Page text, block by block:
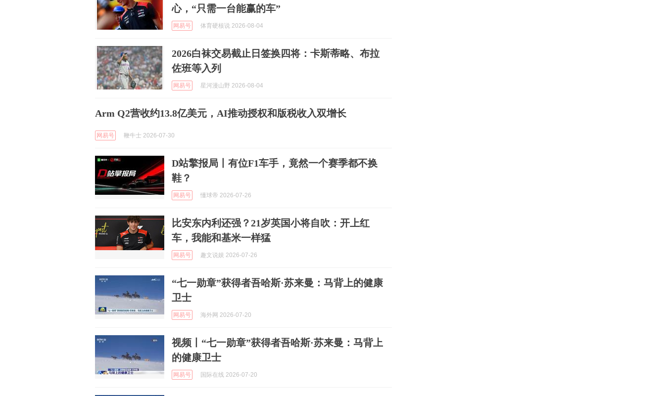
心，“只需一台能赢的车”
网易号 体育硬核说 2026-08-04
2026白袜交易截止日签换四将：卡斯蒂略、布拉
佐班等入列
网易号 星河漫山野 2026-08-04
Arm Q2营收约13.8亿美元，AI推动授权和版税收入双增长
网易号 鞭牛士 2026-07-30
D站擎报局丨有位F1车手，竟然一个赛季都不换
鞋？
网易号 懂球帝 2026-07-26
比安东内利还强？21岁英国小将自吹：开上红
车，我能和基米一样猛
网易号 趣文说娱 2026-07-26
“七一勋章”获得者吾哈斯·苏来曼：马背上的健康
卫士
网易号 海外网 2026-07-20
视频丨“七一勋章”获得者吾哈斯·苏来曼：马背上
的健康卫士
网易号 国际在线 2026-07-20